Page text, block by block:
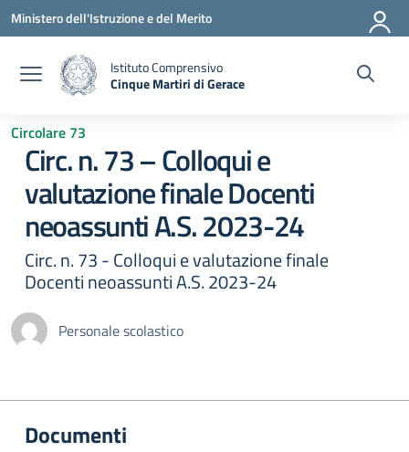
Vai ai contenuti
Vai al menu di navigazione
Vai al footer
Ministero dell'Istruzione e del Merito
Istituto Comprensivo
Cinque Martiri di Gerace
Circolare 73
Circ. n. 73 – Colloqui e
valutazione finale Docenti
neoassunti A.S. 2023-24
Circ. n. 73 - Colloqui e valutazione finale
Docenti neoassunti A.S. 2023-24
Personale scolastico
Documenti